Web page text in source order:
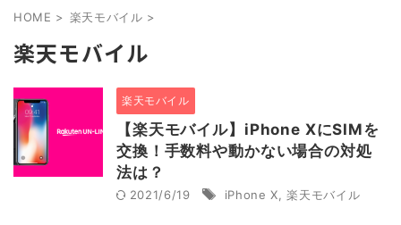
HOME > 楽天モバイル >
楽天モバイル
楽天モバイル
【楽天モバイル】iPhone XにSIMを
交換！手数料や動かない場合の対処
法は？
2021/6/19 iPhone X ,楽天モバイル